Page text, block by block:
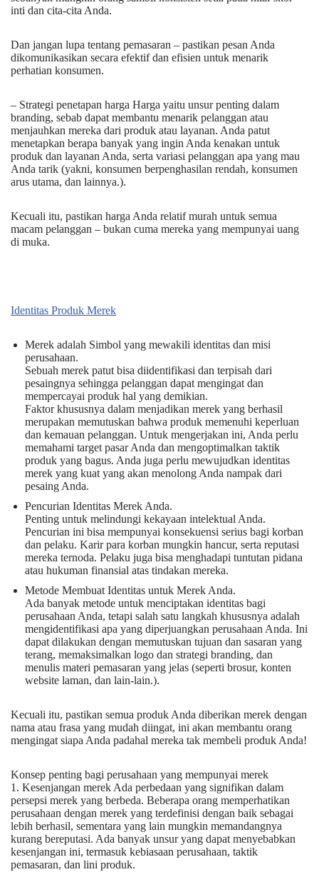
inti dan cita-cita Anda.
Dan jangan lupa tentang pemasaran – pastikan pesan Anda
dikomunikasikan secara efektif dan efisien untuk menarik
perhatian konsumen.
– Strategi penetapan harga Harga yaitu unsur penting dalam
branding, sebab dapat membantu menarik pelanggan atau
menjauhkan mereka dari produk atau layanan. Anda patut
menetapkan berapa banyak yang ingin Anda kenakan untuk
produk dan layanan Anda, serta variasi pelanggan apa yang mau
Anda tarik (yakni, konsumen berpenghasilan rendah, konsumen
arus utama, dan lainnya.).
Kecuali itu, pastikan harga Anda relatif murah untuk semua
macam pelanggan – bukan cuma mereka yang mempunyai uang
di muka.
Identitas Produk Merek
Merek adalah Simbol yang mewakili identitas dan misi
perusahaan.
Sebuah merek patut bisa diidentifikasi dan terpisah dari
pesaingnya sehingga pelanggan dapat mengingat dan
mempercayai produk hal yang demikian.
Faktor khususnya dalam menjadikan merek yang berhasil
merupakan memutuskan bahwa produk memenuhi keperluan
dan kemauan pelanggan. Untuk mengerjakan ini, Anda perlu
memahami target pasar Anda dan mengoptimalkan taktik
produk yang bagus. Anda juga perlu mewujudkan identitas
merek yang kuat yang akan menolong Anda nampak dari
pesaing Anda.
Pencurian Identitas Merek Anda.
Penting untuk melindungi kekayaan intelektual Anda.
Pencurian ini bisa mempunyai konsekuensi serius bagi korban
dan pelaku. Karir para korban mungkin hancur, serta reputasi
mereka ternoda. Pelaku juga bisa menghadapi tuntutan pidana
atau hukuman finansial atas tindakan mereka.
Metode Membuat Identitas untuk Merek Anda.
Ada banyak metode untuk menciptakan identitas bagi
perusahaan Anda, tetapi salah satu langkah khususnya adalah
mengidentifikasi apa yang diperjuangkan perusahaan Anda. Ini
dapat dilakukan dengan memutuskan tujuan dan sasaran yang
terang, memaksimalkan logo dan strategi branding, dan
menulis materi pemasaran yang jelas (seperti brosur, konten
website laman, dan lain-lain.).
Kecuali itu, pastikan semua produk Anda diberikan merek dengan
nama atau frasa yang mudah diingat, ini akan membantu orang
mengingat siapa Anda padahal mereka tak membeli produk Anda!
Konsep penting bagi perusahaan yang mempunyai merek
1. Kesenjangan merek Ada perbedaan yang signifikan dalam
persepsi merek yang berbeda. Beberapa orang memperhatikan
perusahaan dengan merek yang terdefinisi dengan baik sebagai
lebih berhasil, sementara yang lain mungkin memandangnya
kurang bereputasi. Ada banyak unsur yang dapat menyebabkan
kesenjangan ini, termasuk kebiasaan perusahaan, taktik
pemasaran, dan lini produk.